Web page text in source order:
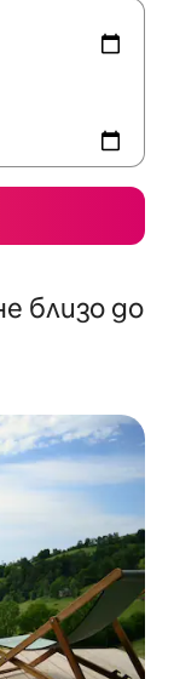
близо до